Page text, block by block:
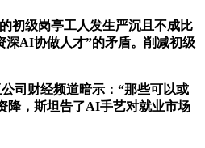
初级岗亭工人发生严沉且不成比
深AI协做人才”的矛盾。削减初级
司财经频道暗示：“那些可以或
降，斯坦告了AI手艺对就业市场